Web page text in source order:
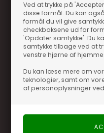
Ved at trykke på
disse formål. Du kan
formål du vil give
checkboksene ud for
'Opdater samtykke'. Du
samtykke tilbage ved at
venstre hjørne af
Du kan læse mere om
teknologier, samt om
af personoplysninger
Optjen 3% i
Særlige, eksklusive
Brug dine point